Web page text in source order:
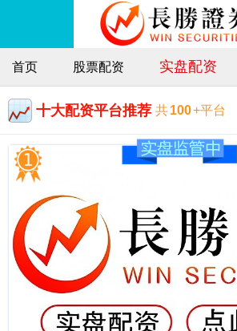
首页 股票配资 实盘配资
十大配资平台推荐 共100+平台